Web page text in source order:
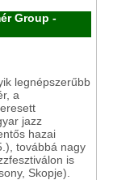
Group -
legnépszerűbb
a
jazz
hazai
továbbá nagy
is
Skopje).